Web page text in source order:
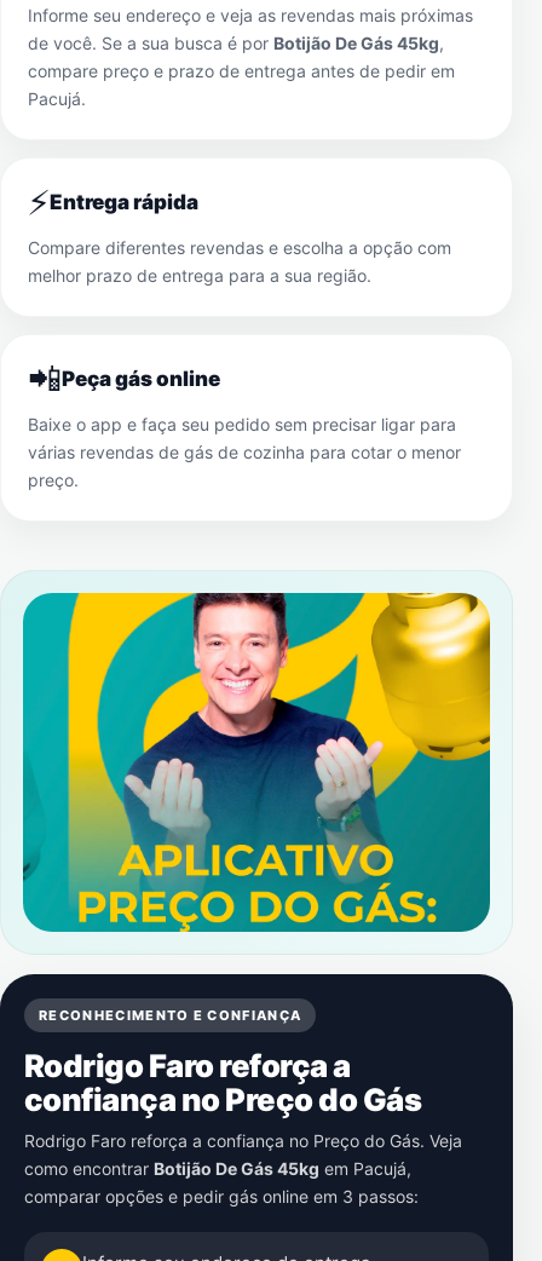
Informe seu endereço e veja as revendas mais próximas
de você. Se a sua busca é por Botijão De Gás 45kg,
compare preço e prazo de entrega antes de pedir em
Pacujá.
⚡Entrega rápida
Compare diferentes revendas e escolha a opção com
melhor prazo de entrega para a sua região.
📲Peça gás online
Baixe o app e faça seu pedido sem precisar ligar para
várias revendas de gás de cozinha para cotar o menor
preço.
RECONHECIMENTO E CONFIANÇA
Rodrigo Faro reforça a
confiança no Preço do Gás
Rodrigo Faro reforça a confiança no Preço do Gás. Veja
como encontrar Botijão De Gás 45kg em Pacujá,
comparar opções e pedir gás online em 3 passos: